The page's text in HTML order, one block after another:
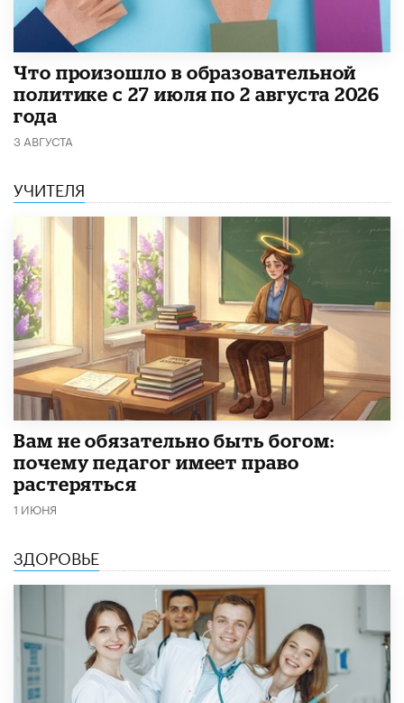
​Что произошло в образовательной
политике с 27 июля по 2 августа 2026
года
3 АВГУСТА
УЧИТЕЛЯ
​Вам не обязательно быть богом:
почему педагог имеет право
растеряться
1 ИЮНЯ
ЗДОРОВЬЕ